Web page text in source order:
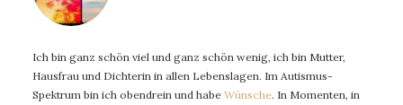
Ich bin ganz schön viel und ganz schön wenig, ich bin Mutter,
Hausfrau und Dichterin in allen Lebenslagen. Im Autismus-
Spektrum bin ich obendrein und habe Wünsche. In Momenten, in